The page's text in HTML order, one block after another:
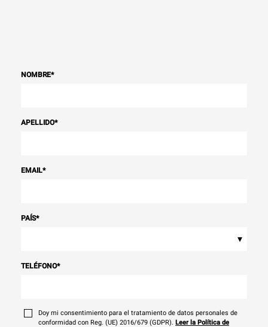
NOMBRE*
APELLIDO*
EMAIL*
PAÍS*
▾
TELÉFONO*
Doy mi consentimiento para el tratamiento de datos personales de
conformidad con Reg. (UE) 2016/679 (GDPR). Leer la Política de